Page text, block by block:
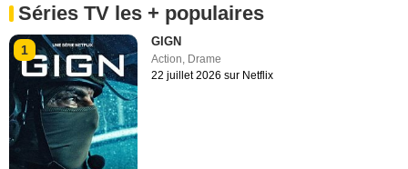
Séries TV les + populaires
1
GIGN
Action Drame
22 juillet 2026 sur Netflix